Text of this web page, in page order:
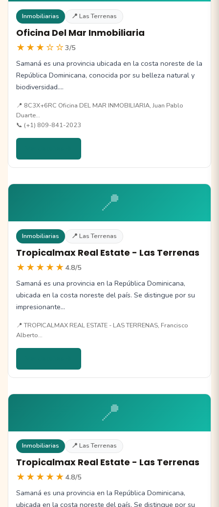
Inmobiliarias 📍 Las Terrenas
Oficina Del Mar Inmobiliaria
★★★☆☆3/5
Samaná es una provincia ubicada en la costa noreste de la
República Dominicana, conocida por su belleza natural y
biodiversidad.…
📍 8C3X+6RC Oficina DEL MAR INMOBILIARIA, Juan Pablo
Duarte…
📞 (+1) 809-841-2023
📍
Inmobiliarias 📍 Las Terrenas
Tropicalmax Real Estate - Las Terrenas
★★★★★ 4.8/5
Samaná es una provincia en la República Dominicana,
ubicada en la costa noreste del país. Se distingue por su
impresionante…
📍 TROPICALMAX REAL ESTATE - LAS TERRENAS, Francisco
Alberto…
📍
Inmobiliarias 📍 Las Terrenas
Tropicalmax Real Estate - Las Terrenas
★★★★★ 4.8/5
Samaná es una provincia en la República Dominicana,
ubicada en la costa noreste del país. Se distingue por su